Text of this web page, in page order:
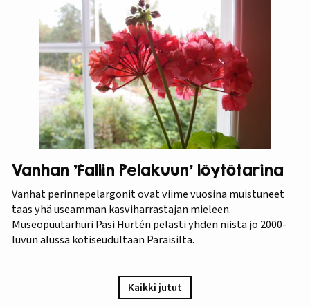
Vanhan 'Fallin Pelakuun' löytötarina
Vanhat perinnepelargonit ovat viime vuosina muistuneet
taas yhä useamman kasviharrastajan mieleen.
Museopuutarhuri Pasi Hurtén pelasti yhden niistä jo 2000-
luvun alussa kotiseudultaan Paraisilta.
Kaikki jutut